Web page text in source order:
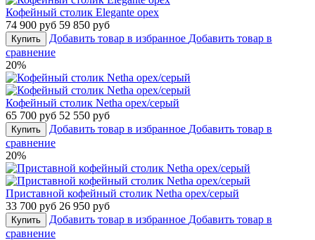
Кофейный столик Elegante орех
74 900 руб 59 850 руб
Купить Добавить товар в избранное Добавить товар в
сравнение
20%
Кофейный столик Netha орех/серый
65 700 руб 52 550 руб
Купить Добавить товар в избранное Добавить товар в
сравнение
20%
Приставной кофейный столик Netha орех/серый
33 700 руб 26 950 руб
Купить Добавить товар в избранное Добавить товар в
сравнение